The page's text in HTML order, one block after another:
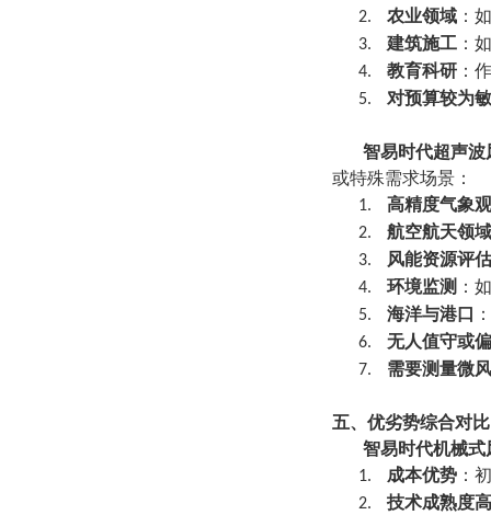
2. 农业领域 ：
3. 建筑施工 ：
4. 教育科研 ：
5. 对预算较为
智易时代超声波
或特殊需求场景：
1. 高精度气象
2. 航空航天领域
3. 风能资源评
4. 环境监测 ：
5. 海洋与港口
6. 无人值守或
7. 需要测量微
五、优劣势综合对比
智易时代机械
1. 成本优势 ：
2. 技术成熟度高